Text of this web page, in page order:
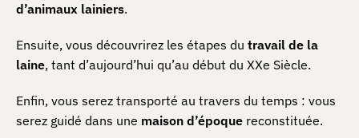
d’animaux lainiers.
Ensuite, vous découvrirez les étapes du travail de la
laine, tant d’aujourd’hui qu’au début du XXe Siècle.
Enfin, vous serez transporté au travers du temps : vous
serez guidé dans une maison d’époque reconstituée.